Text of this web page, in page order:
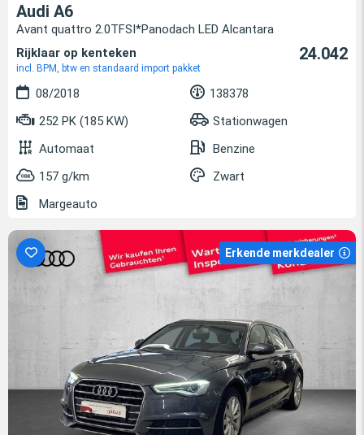
Audi A6
Avant quattro 2.0TFSI*Panodach LED Alcantara
Rijklaar op kenteken
incl. BPM, btw en standaard import pakket
24.042
08/2018
138378
252 PK (185 KW)
Stationwagen
Automaat
Benzine
157 g/km
Zwart
Margeauto
Erkende merkdealer